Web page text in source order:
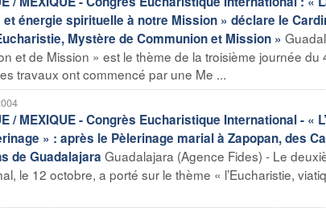
et énergie spirituelle à notre Mission » déclare le
Mystère de Communion et Mission »
et de Mission » est le thème de la troisième journée
travaux ont commencé par une Me ...
/ MEXIQUE - Congrès Eucharistique International -
» : après le Pèlerinage marial à Zapopan, des
de Guadalajara Guadalajara (Agence Fides) - Le
le 12 octobre, a porté sur le thème « l’Eucharistie,